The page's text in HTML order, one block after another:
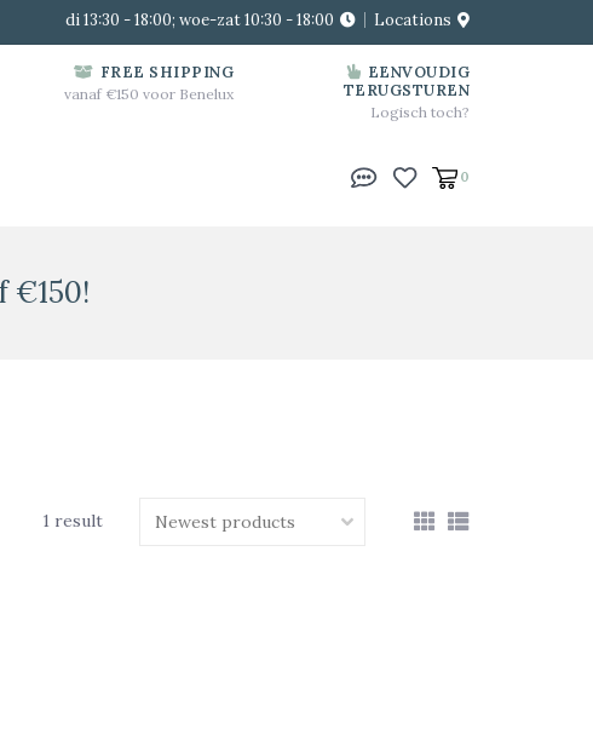
di 13:30 - 18:00; woe-zat 10:30 - 18:00 Locations
FREE SHIPPING
vanaf €150 voor Benelux
EENVOUDIG
TERUGSTUREN
Logisch toch?
0
€150!
1 result